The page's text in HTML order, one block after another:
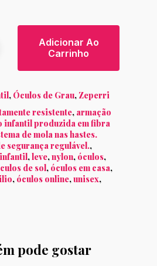
Adicionar Ao
Carrinho
, Óculos de Grau, Zeperri
resistente, armação
infantil produzida em fibra
de mola nas hastes.
segurança regulável.,
infantil,leve,nylon, óculos,
de sol, óculos em casa,
, óculos online,unisex,
pode gostar